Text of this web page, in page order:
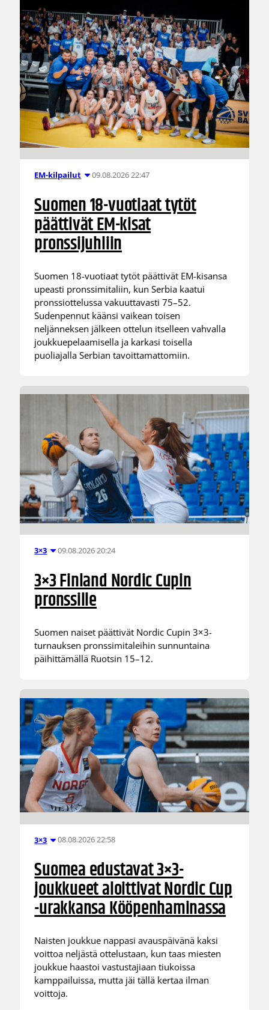
EM-kilpailut 09.08.2026 22:47
Suomen 18-vuotiaat tytöt
päättivät EM-kisat
pronssijuhliin
Suomen 18-vuotiaat tytöt päättivät EM-kisansa
upeasti pronssimitaliin, kun Serbia kaatui
pronssiottelussa vakuuttavasti 75–52.
Sudenpennut käänsi vaikean toisen
neljänneksen jälkeen ottelun itselleen vahvalla
joukkuepelaamisella ja karkasi toisella
puoliajalla Serbian tavoittamattomiin.
3×3 09.08.2026 20:24
3×3 Finland Nordic Cupin
pronssille
Suomen naiset päättivät Nordic Cupin 3×3-
turnauksen pronssimitaleihin sunnuntaina
päihittämällä Ruotsin 15–12.
3×3 08.08.2026 22:58
Suomea edustavat 3×3-
joukkueet aloittivat Nordic Cup
-urakkansa Kööpenhaminassa
Naisten joukkue nappasi avauspäivänä kaksi
voittoa neljästä ottelustaan, kun taas miesten
joukkue haastoi vastustajiaan tiukoissa
kamppailuissa, mutta jäi tällä kertaa ilman
voittoja.